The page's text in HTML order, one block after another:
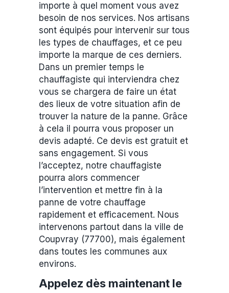
importe à quel moment vous avez
besoin de nos services. Nos artisans
sont équipés pour intervenir sur tous
les types de chauffages, et ce peu
importe la marque de ces derniers.
Dans un premier temps le
chauffagiste qui interviendra chez
vous se chargera de faire un état
des lieux de votre situation afin de
trouver la nature de la panne. Grâce
à cela il pourra vous proposer un
devis adapté. Ce devis est gratuit et
sans engagement. Si vous
l’acceptez, notre chauffagiste
pourra alors commencer
l’intervention et mettre fin à la
panne de votre chauffage
rapidement et efficacement. Nous
intervenons partout dans la ville de
Coupvray (77700), mais également
dans toutes les communes aux
environs.
Appelez dès maintenant le